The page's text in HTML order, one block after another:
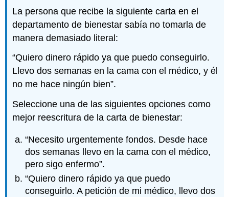
La persona que recibe la siguiente carta en el
departamento de bienestar sabía no tomarla de
manera demasiado literal:
“Quiero dinero rápido ya que puedo conseguirlo.
Llevo dos semanas en la cama con el médico, y él
no me hace ningún bien”.
Seleccione una de las siguientes opciones como
mejor reescritura de la carta de bienestar:
“Necesito urgentemente fondos. Desde hace
dos semanas llevo en la cama con el médico,
pero sigo enfermo”.
“Quiero dinero rápido ya que puedo
conseguirlo. A petición de mi médico, llevo dos